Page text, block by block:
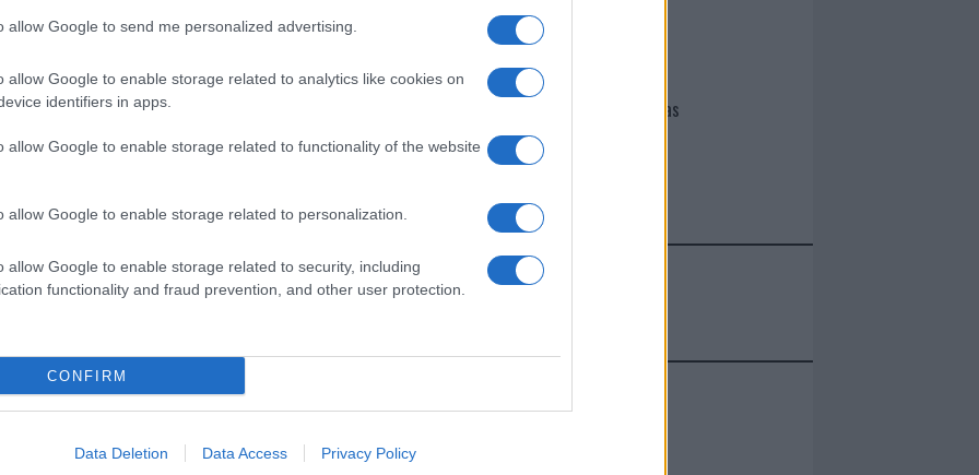
allow Google to send me personalized advertising.
allow Google to enable storage related to analytics like cookies on
identifiers in apps.
allow Google to enable storage related to functionality of the website
allow Google to enable storage related to personalization.
allow Google to enable storage related to security, including
functionality and fraud prevention, and other user protection.
CONFIRM
Data Deletion Data Access Privacy Policy
I nostri cari
Giovannimaria Cabras
Invia un Comunicato Stampa|Pubblicità|Segnala